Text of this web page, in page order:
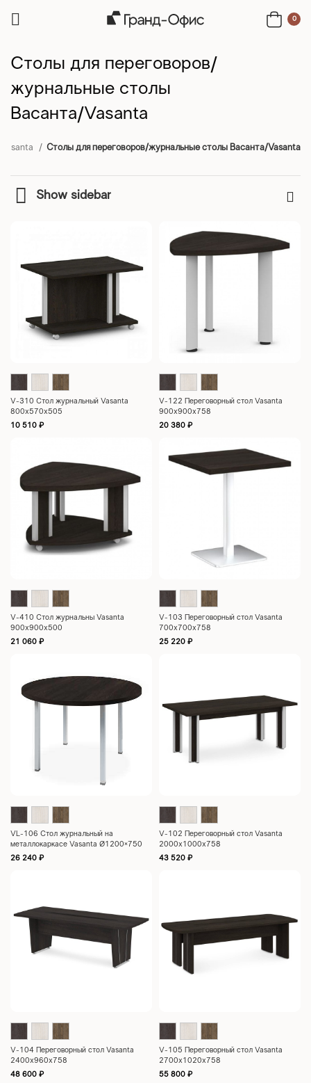
0
Столы для переговоров/
журнальные столы
Васанта/Vasanta
Столы для переговоров/журнальные столы Васанта/Vasanta
Show sidebar
V-310 Стол журнальный Vasanta
800x570x505
10 510 ₽
V-122 Переговорный стол Vasanta
900х900х758
20 380 ₽
V-410 Стол журнальны Vasanta
900х900х500
21 060 ₽
V-103 Переговорный стол Vasanta
700х700х758
25 220 ₽
VL-106 Стол журнальный на
металлокаркасе Vasanta Ø1200×750
26 240 ₽
V-102 Переговорный стол Vasanta
2000х1000х758
43 520 ₽
V-104 Переговорный стол Vasanta
2400х960х758
48 600 ₽
V-105 Переговорный стол Vasanta
2700х1020х758
55 800 ₽